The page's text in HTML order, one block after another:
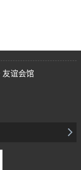
友谊会馆